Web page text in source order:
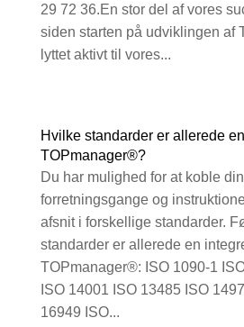
29 72 36.En stor del af vores
siden starten på udviklingen af
lyttet aktivt til vores...
Hvilke standarder er allerede
TOPmanager®?
Du har mulighed for at koble
forretningsgange og
afsnit i forskellige standarder.
standarder er allerede en
TOPmanager®: ISO 1090-1
ISO 14001 ISO 13485 ISO
16949 ISO...